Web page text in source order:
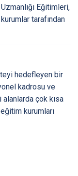
Eğitimleri,
tarafından
hedefleyen bir
kadrosu ve
çok kısa
kurumları